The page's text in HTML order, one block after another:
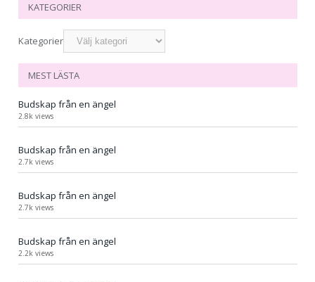
KATEGORIER
Kategorier
MEST LÄSTA
Budskap från en ängel
2.8k views
Budskap från en ängel
2.7k views
Budskap från en ängel
2.7k views
Budskap från en ängel
2.2k views